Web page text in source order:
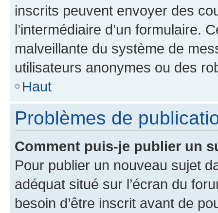
inscrits peuvent envoyer des
l’intermédiaire d’un formulaire.
malveillante du système de
utilisateurs anonymes ou des
Haut
Problèmes de
Comment puis-je publier un
Pour publier un nouveau sujet
adéquat situé sur l’écran du
besoin d’être inscrit avant de